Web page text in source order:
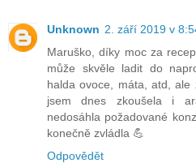
Unknown 2. září 2019 v
Maruško, díky moc za
může skvěle ladit do
halda ovoce, máta, atd, ale
jsem dnes zkoušela i
nedosáhla požadované
konečně zvládla 💪
Odpovědět